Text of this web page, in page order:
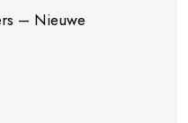
– Nieuwe